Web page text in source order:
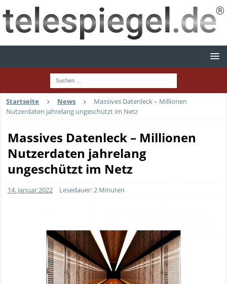
Startseite News
Massives Datenleck – Millionen
Nutzerdaten jahrelang ungeschützt im Netz
Massives Datenleck – Millionen
Nutzerdaten jahrelang
ungeschützt im Netz
14. Januar 2022 Lesedauer: 2 Minuten